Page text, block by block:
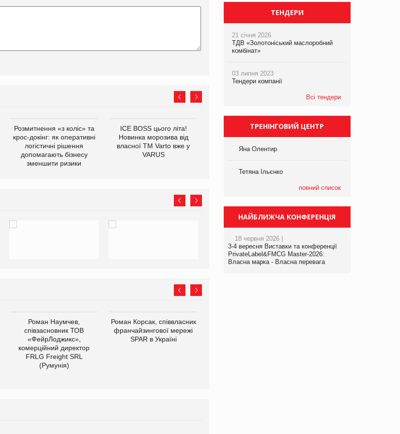
Розмитнення «з коліс» та
крос-докінг: як оперативні
логістичні рішення
допомагають бізнесу
зменшити ризики
ICE BOSS цього літа!
Новинка морозива від
власної ТМ Varto вже у
VARUS
EVA.UA запустила
кампанію «Хто б знав» про
асортимент, якого покупці
не очікують побачити на
Kraft Heinz скоротила
збиток у першому півріччі
Роман Наумчев,
співзасновник ТОВ
«ФейрЛоджикс»,
комерційний директор
FRLG Freight SRL
(Румунія)
Роман Корсак, співвласник
франчайзингової мережі
SPAR в Україні
ТЕНДЕРИ
21 січня 2026
ТДВ «Золотоніський маслоробний
комбінат»
03 липня 2023
Тендери компанії
Всі тендери
ТРЕНІНГОВИЙ ЦЕНТР
Яна Олентир
Тетяна Ільєнко
повний список
НАЙБЛИЖЧА КОНФЕРЕНЦІЯ
18 червня 2026 |
3-4 вересня Виставки та конференції
PrivateLabel&FMCG Master-2026:
Власна марка - Власна перевага